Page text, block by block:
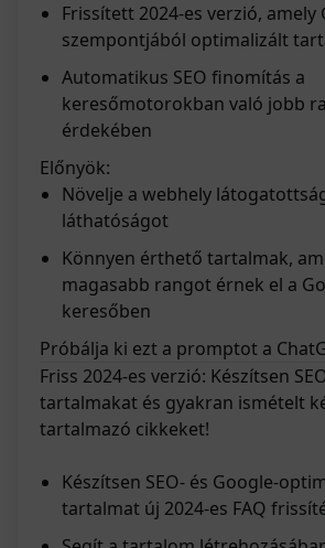
Frissített 2024-es verzió, amely
szempontjából optimalizált
Automatikus SEO finomítás a
keresőmotorokban való jobb
érdekében
Előnyök:
Növelje a webhely
láthatóságot
Könnyen érthető tartalmak,
magasabb rangot érnek el a
keresőben
Próbálja ki ezt a promptot a
Friss 2024-es verzió: Készítsen
tartalmakat és gyakran ismételt
tartalmazó cikkeket!
Készítsen SEO- és Google-
tartalmat új 2024-es FAQ